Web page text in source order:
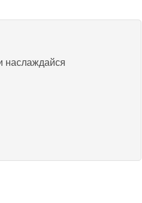
наслаждайся